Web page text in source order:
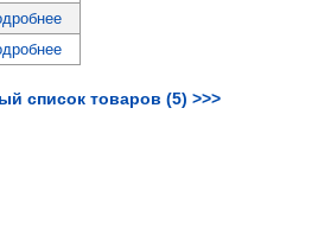
список товаров (5) >>>